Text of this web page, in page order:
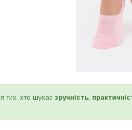
тих, хто шукає зручність,